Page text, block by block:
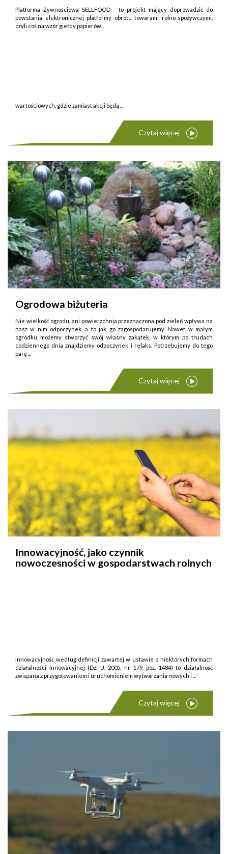
Platforma Żywnościowa SELLFOOD - to projekt mający doprowadzić do
powstania elektronicznej platformy obrotu towarami rolno-spożywczymi,
czyli coś na wzór giełdy papierów...
wartościowych, gdzie zamiast akcji będą ...
Czytaj więcej
Ogrodowa biżuteria
Nie wielkość ogrodu, ani powierzchnia przeznaczona pod zieleń wpływa na
nasz w nim odpoczynek, a to jak go zagospodarujemy. Nawet w małym
ogródku możemy stworzyć swój własny zakątek, w którym po trudach
codziennego dnia znajdziemy odpoczynek i relaks. Potrzebujemy do tego
parę ...
Czytaj więcej
Innowacyjność, jako czynnik
nowoczesności w gospodarstwach rolnych
Innowacyjność według definicji zawartej w ustawie o niektórych formach
działalności innowacyjnej (Dz. U. 2005, nr 179, poz. 1484) to działalność
związana z przygotowaniem i uruchomieniem wytwarzania nowych i ...
Czytaj więcej